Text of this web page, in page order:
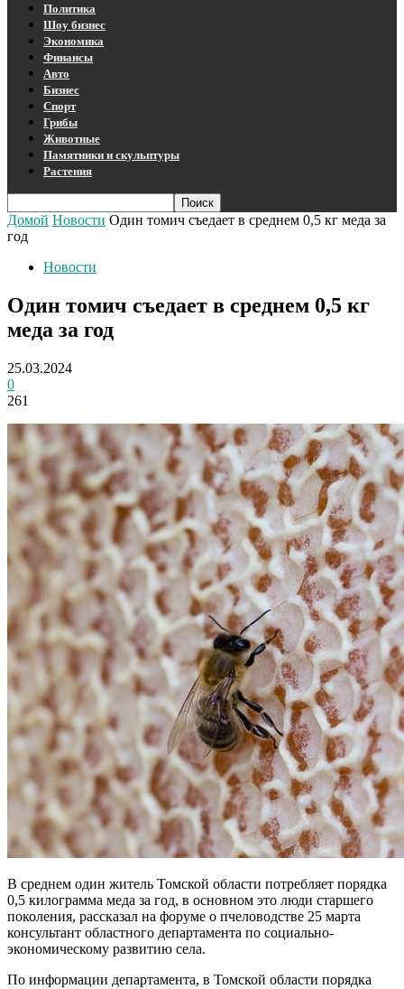
Политика
Шоу бизнес
Экономика
Финансы
Авто
Бизнес
Спорт
Грибы
Животные
Памятники и скульптуры
Растения
Домой Новости Один томич съедает в среднем 0,5 кг меда за
год
Новости
Один томич съедает в среднем 0,5 кг
меда за год
25.03.2024
0
261
В среднем один житель Томской области потребляет порядка
0,5 килограмма меда за год, в основном это люди старшего
поколения, рассказал на форуме о пчеловодстве 25 марта
консультант областного департамента по социально-
экономическому развитию села.
По информации департамента, в Томской области порядка